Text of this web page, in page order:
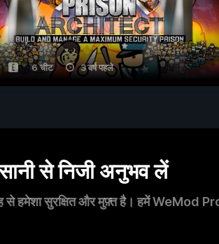
6 चीट 3 वर्ष पहले
से निजी अनुभव लें
हमेशा सुरक्षित और मुफ़्त है। हमें WeMod Pro